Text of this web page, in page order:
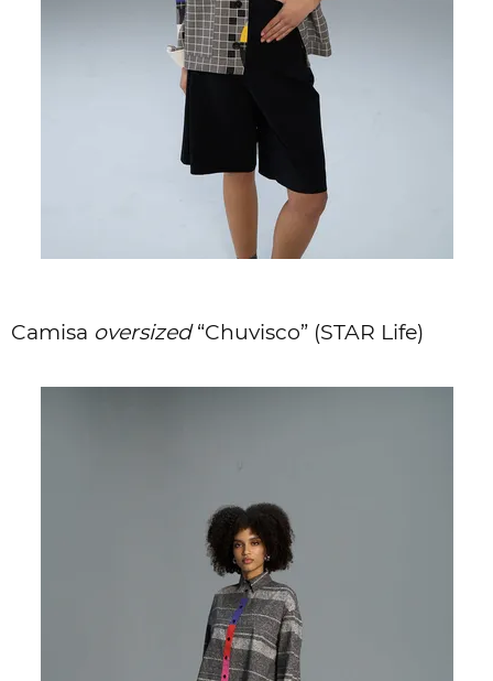
Camisa oversized“Chuvisco” (STAR Life)